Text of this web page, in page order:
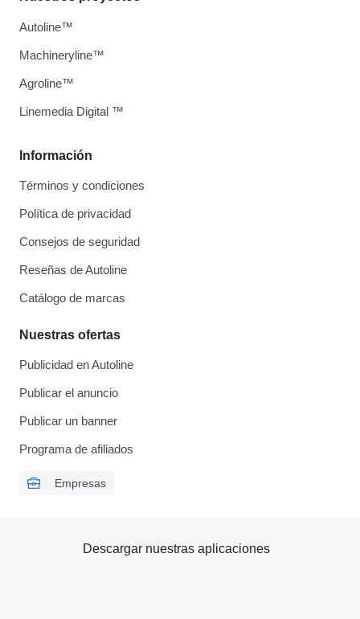
Información
Términos y condiciones
Política de privacidad
Consejos de seguridad
Reseñas de Autoline
Catálogo de marcas
Nuestras ofertas
Publicidad en Autoline
Publicar el anuncio
Publicar un banner
Programa de afiliados
Empresas
Autoline™
Machineryline™
Agroline™
Linemedia Digital ™
Descargar nuestras aplicaciones